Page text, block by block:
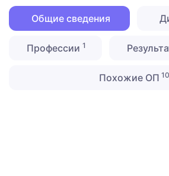
Общие сведения
Профессии1
Похожие ОП 10